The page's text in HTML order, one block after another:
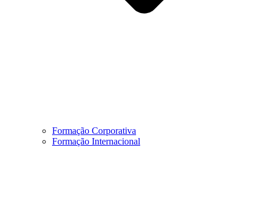
Formação Corporativa
Formação Internacional